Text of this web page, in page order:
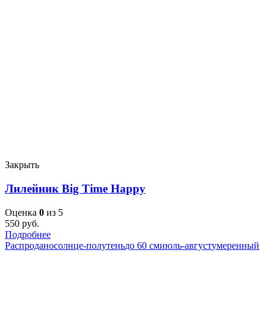
Закрыть
Лилейник Big Time Happy
Оценка 0 из 5
550 руб.
Подробнее
Распроданосолнце-полутеньдо 60 смиюль-августумеренный